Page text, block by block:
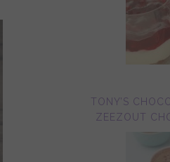
TONY’S
ZEEZOUT